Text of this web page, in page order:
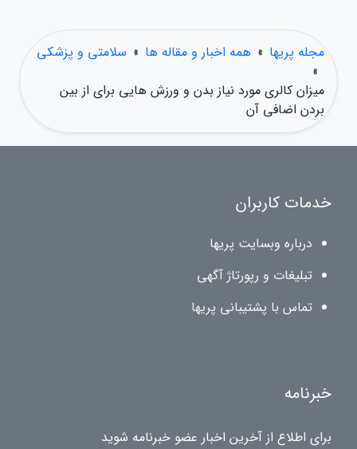
مجله پریها » همه اخبار و مقاله ها » سلامتی و پزشکی
»
میزان کالری مورد نیاز بدن و ورزش هایی برای از بین
بردن اضافی آن
خدمات کاربران
درباره وبسایت پریها
تبلیغات و رپورتاژ آگهی
تماس با پشتیبانی پریها
خبرنامه
برای اطلاع از آخرین اخبار عضو خبرنامه شوید